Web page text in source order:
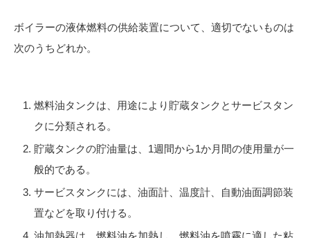
ボイラーの液体燃料の供給装置について、適切でないものは
次のうちどれか。
燃料油タンクは、用途により貯蔵タンクとサービスタン
クに分類される。
貯蔵タンクの貯油量は、1週間から1か月間の使用量が一
般的である。
サービスタンクには、油面計、温度計、自動油面調節装
置などを取り付ける。
油加熱器は、燃料油を加熱し、燃料油を噴霧に適した粘